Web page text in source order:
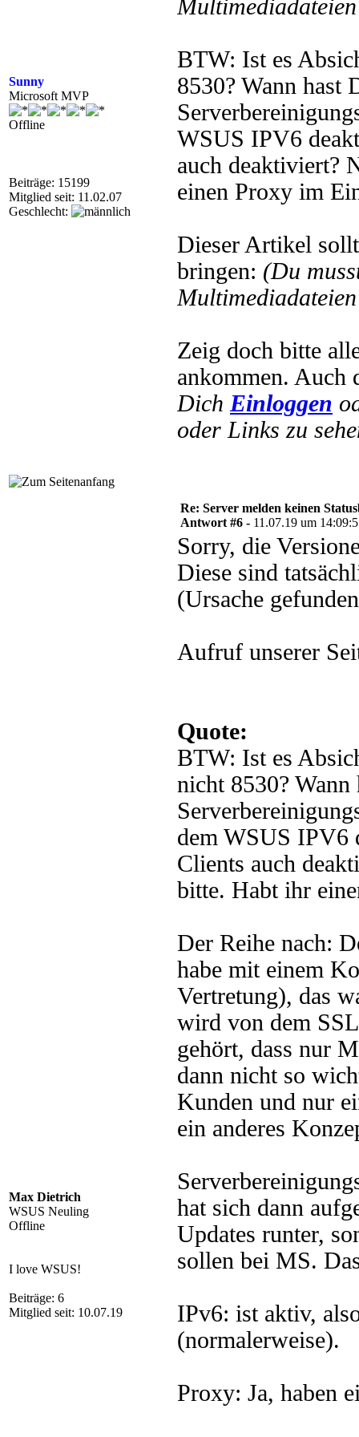
Sunny
Microsoft MVP
Offline
Beiträge: 15199
Mitglied seit: 11.02.07
Geschlecht:
BTW: Ist es
8530? Wann hast
WSUS IPV6
auch deaktiviert?
einen Proxy im
Dieser Artikel
bringen: (Du
Zeig doch bitte
ankommen. Auch
Dich Einloggen
oder Links zu
Max Dietrich
WSUS Neuling
Offline
I love WSUS!
Beiträge: 6
Mitglied seit: 10.07.19
Re: Server melden keinen
Antwort #6 - 11.07.19 um
Sorry, die
Diese sind
(Ursache
Aufruf unserer
Quote:
BTW: Ist es
nicht 8530? Wann
dem WSUS IPV6
Clients auch
bitte. Habt ihr
Der Reihe nach:
habe mit einem
Vertretung), das
wird von dem
gehört, dass nur
dann nicht so
Kunden und nur
ein anderes
hat sich dann
Updates runter,
sollen bei MS.
IPv6: ist aktiv,
(normalerweise).
Proxy: Ja, haben